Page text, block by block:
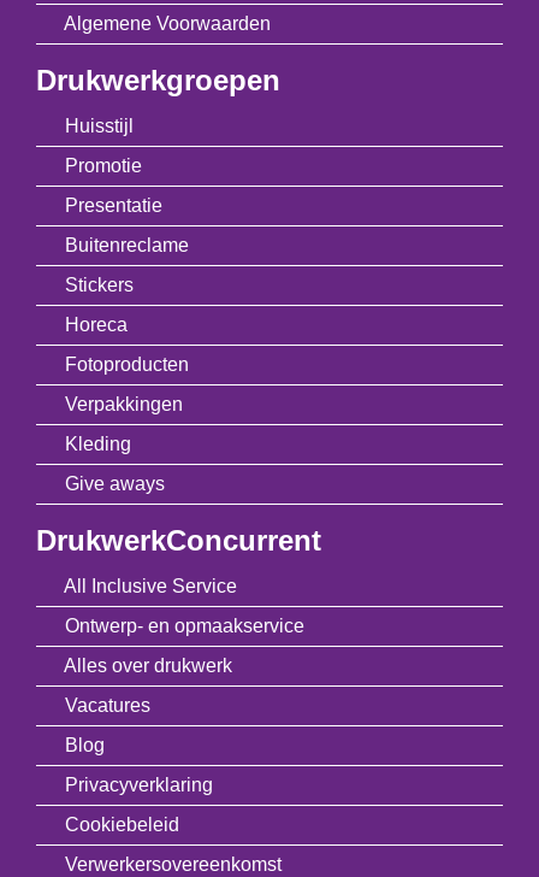
Algemene Voorwaarden
Drukwerkgroepen
Huisstijl
Promotie
Presentatie
Buitenreclame
Stickers
Horeca
Fotoproducten
Verpakkingen
Kleding
Give aways
DrukwerkConcurrent
All Inclusive Service
Ontwerp- en opmaakservice
Alles over drukwerk
Vacatures
Blog
Privacyverklaring
Cookiebeleid
Verwerkersovereenkomst